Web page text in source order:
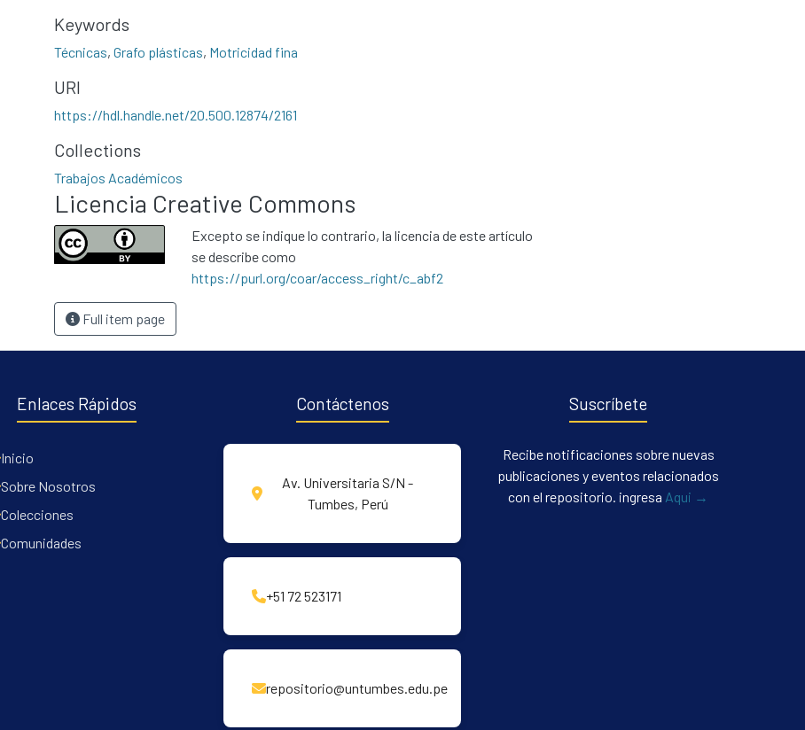
Keywords
Técnicas, Grafo plásticas, Motricidad fina
URI
https://hdl.handle.net/20.500.12874/2161
Collections
Trabajos Académicos
Licencia Creative Commons
Excepto se indique lo contrario, la licencia de este artículo
se describe como
https://purl.org/coar/access_right/c_abf2
Full item page
Enlaces Rápidos
Inicio
Sobre Nosotros
Colecciones
Comunidades
Contáctenos
Av. Universitaria S/N -
Tumbes, Perú
+51 72 523171
repositorio@untumbes.edu.pe
Suscríbete
Recibe notificaciones sobre nuevas
publicaciones y eventos relacionados
con el repositorio. ingresa Aqui →